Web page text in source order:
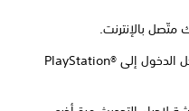
متّصل بالإنترنت.
ابدأ تشغيل اللعبة مرة أخرى، ثم سجل الدخول إلى PlayStation®‎